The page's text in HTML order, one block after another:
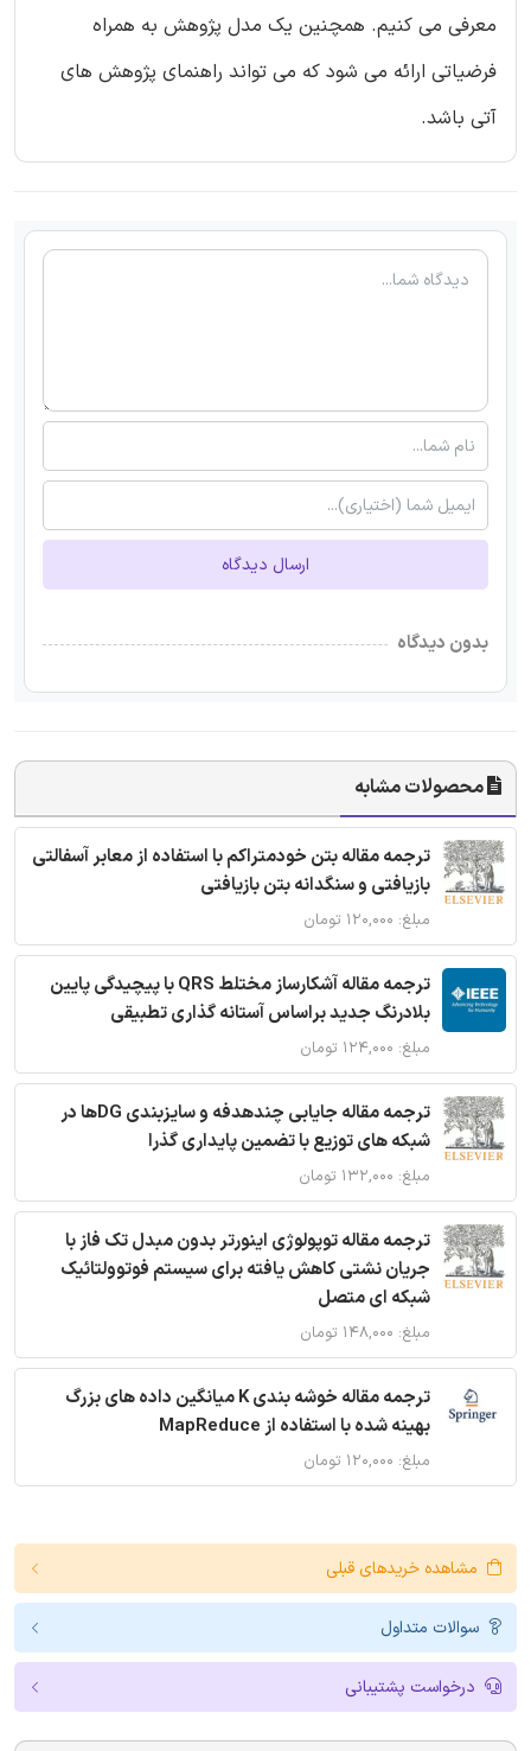
معرفی می کنیم. همچنین یک مدل پژوهش به همراه
فرضیاتی ارائه می شود که می تواند راهنمای پژوهش های
آتی باشد.
ارسال دیدگاه
بدون دیدگاه
محصولات مشابه
ترجمه مقاله بتن خودمتراکم با استفاده از معابر آسفالتی
بازیافتی و سنگدانه بتن بازیافتی
مبلغ: ۱۲۰,۰۰۰ تومان
ترجمه مقاله آشکارساز مختلط QRS با پیچیدگی پایین
بلادرنگ جدید براساس آستانه گذاری تطبیقی
مبلغ: ۱۲۴,۰۰۰ تومان
ترجمه مقاله جایابی چندهدفه و سایزبندی DGها در
شبکه های توزیع با تضمین پایداری گذرا
مبلغ: ۱۳۲,۰۰۰ تومان
ترجمه مقاله توپولوژی اینورتر بدون مبدل تک فاز با
جریان نشتی کاهش یافته برای سیستم فوتوولتائیک
شبکه ای متصل
مبلغ: ۱۴۸,۰۰۰ تومان
ترجمه مقاله خوشه بندی K میانگین داده های بزرگ
بهینه شده با استفاده از MapReduce
مبلغ: ۱۲۰,۰۰۰ تومان
مشاهده خریدهای قبلی
سوالات متداول
درخواست پشتیبانی